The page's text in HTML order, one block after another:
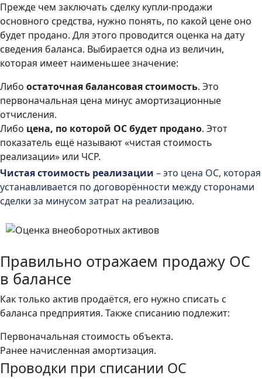
Прежде чем заключать сделку купли-продажи
основного средства, нужно понять, по какой цене оно
будет продано. Для этого проводится оценка на дату
сведения баланса. Выбирается одна из величин,
которая имеет наименьшее значение:
Либо остаточная балансовая стоимость. Это
первоначальная цена минус амортизационные
отчисления.
Либо цена, по которой ОС будет продано. Этот
показатель ещё называют «чистая стоимость
реализации» или ЧСР.
Чистая стоимость реализации – это цена ОС, которая
устанавливается по договорённости между сторонами
сделки за минусом затрат на реализацию.
Правильно отражаем продажу ОС
в балансе
Как только актив продаётся, его нужно списать с
баланса предприятия. Также списанию подлежит:
Первоначальная стоимость объекта.
Ранее начисленная амортизация.
Проводки при списании ОС